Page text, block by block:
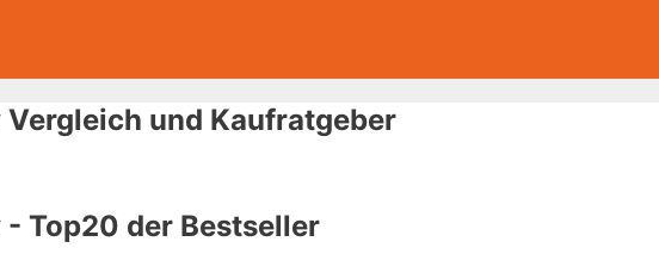
und Kaufratgeber
Top20 der Bestseller